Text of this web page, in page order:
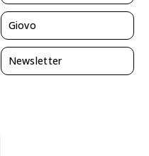
Giovo
Newsletter